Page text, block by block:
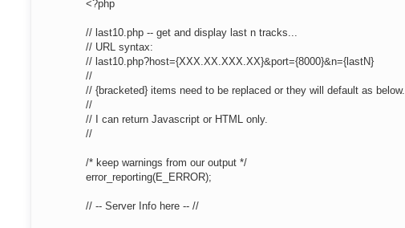
<?php
// last10.php -- get and display last n tracks...
// URL syntax:
// last10.php?host={XXX.XX.XXX.XX}&port={8000}&n={lastN}
//
// {bracketed} items need to be replaced or they will default as below.
//
// I can return Javascript or HTML only.
//
/* keep warnings from our output */
error_reporting(E_ERROR);
// -- Server Info here -- //